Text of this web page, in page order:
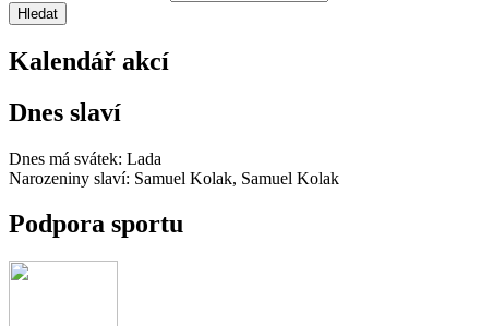
Kalendář akcí
Dnes slaví
Dnes má svátek: Lada
Narozeniny slaví: Samuel Kolak, Samuel Kolak
Podpora sportu